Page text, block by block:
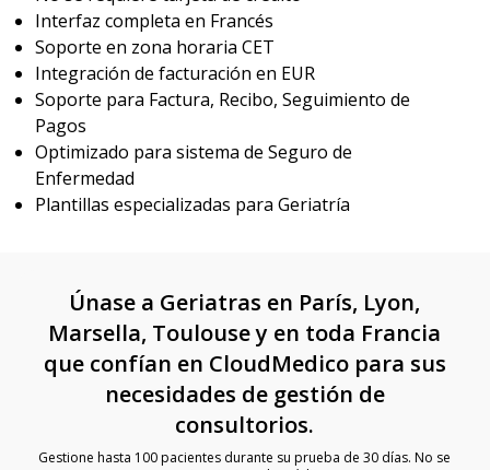
Interfaz completa en Francés
Soporte en zona horaria CET
Integración de facturación en EUR
Soporte para Factura, Recibo, Seguimiento de
Pagos
Optimizado para sistema de Seguro de
Enfermedad
Plantillas especializadas para Geriatría
Únase a Geriatras en París, Lyon,
Marsella, Toulouse y en toda Francia
que confían en CloudMedico para sus
necesidades de gestión de
consultorios.
Gestione hasta 100 pacientes durante su prueba de 30 días. No se